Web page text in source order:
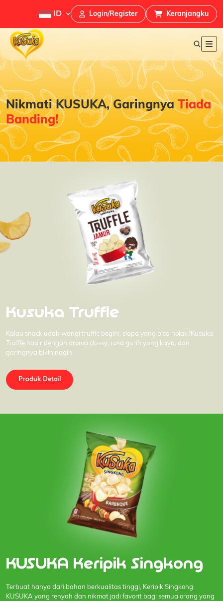
ID Login/Register Keranjangku
Nikmati KUSUKA, Garingnya Tiada
Banding!
Kusuka Truffle
Kalau snack udah wangi truffle begini, siapa yang bisa nolak?Kusuka
Truffle hadir dengan aroma classy, rasa gurih yang kaya, dan
garingnya bikin nagih
Produk Detail
KUSUKA Keripik Singkong
Terbuat hanya dari bahan berkualitas tinggi, Keripik Singkong
KUSUKA yang renyah dan nikmat jadi favorit bagi semua orang yang